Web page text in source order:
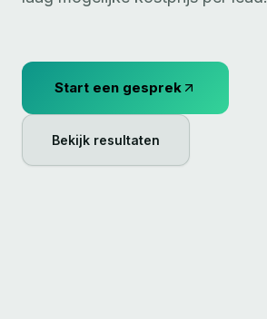
Start een gesprek
Bekijk resultaten